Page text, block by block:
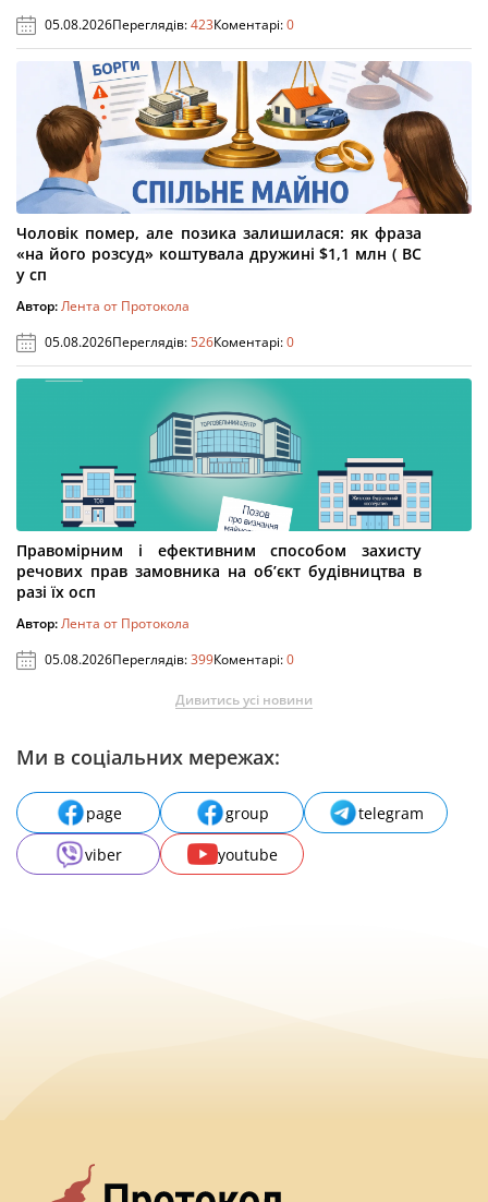
05.08.2026Переглядів:423Коментарі:0
Чоловік помер, але позика залишилася: як фраза
«на його розсуд» коштувала дружині $1,1 млн ( ВС
у сп
Автор:Лента от Протокола
05.08.2026Переглядів:526Коментарі:0
Правомірним і ефективним способом захисту
речових прав замовника на об’єкт будівництва в
разі їх осп
Автор:Лента от Протокола
05.08.2026Переглядів:399Коментарі:0
Дивитись усі новини
Ми в соціальних мережах:
page group
telegram
viber
youtube